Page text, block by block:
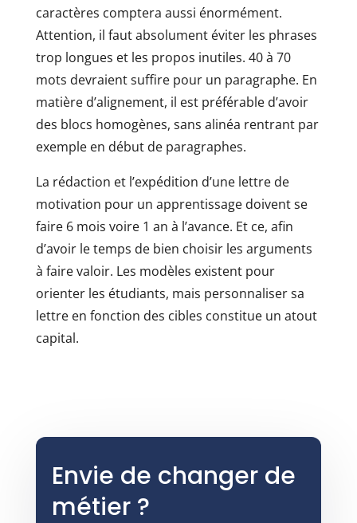
caractères comptera aussi énormément.
Attention, il faut absolument éviter les phrases
trop longues et les propos inutiles. 40 à 70
mots devraient suffire pour un paragraphe. En
matière d’alignement, il est préférable d’avoir
des blocs homogènes, sans alinéa rentrant par
exemple en début de paragraphes.
La rédaction et l’expédition d’une lettre de
motivation pour un apprentissage doivent se
faire 6 mois voire 1 an à l’avance. Et ce, afin
d’avoir le temps de bien choisir les arguments
à faire valoir. Les modèles existent pour
orienter les étudiants, mais personnaliser sa
lettre en fonction des cibles constitue un atout
capital.
Envie de changer de
métier ?